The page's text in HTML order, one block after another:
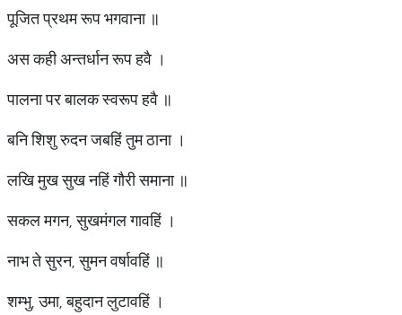
पूजित प्रथम रूप भगवाना ॥
अस कही अन्तर्धान रूप हवै ।
पालना पर बालक स्वरूप हवै ॥
बनि शिशु रुदन जबहिं तुम ठाना ।
लखि मुख सुख नहिं गौरी समाना ॥
सकल मगन, सुखमंगल गावहिं ।
नाभ ते सुरन, सुमन वर्षावहिं ॥
शम्भु, उमा, बहुदान लुटावहिं ।